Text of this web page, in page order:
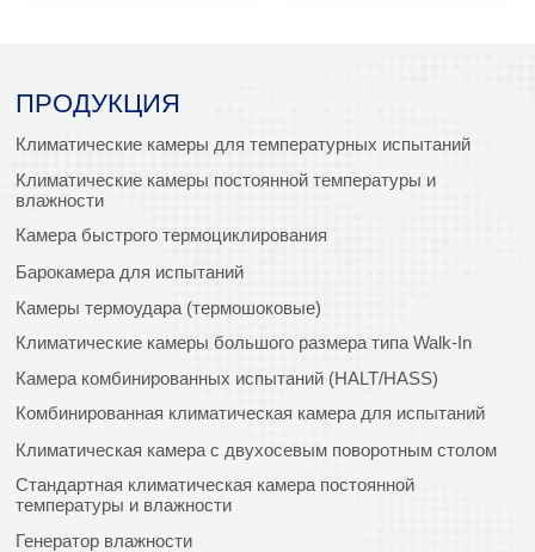
ПРОДУКЦИЯ
Климатические камеры для температурных испытаний
Климатические камеры постоянной температуры и
влажности
Камера быстрого термоциклирования
Барокамера для испытаний
Камеры термоудара (термошоковые)
Климатические камеры большого размера типа Walk-In
Камера комбинированных испытаний (HALT/HASS)
Комбинированная климатическая камера для испытаний
Климатическая камера с двухосевым поворотным столом
Стандартная климатическая камера постоянной
температуры и влажности
Генератор влажности